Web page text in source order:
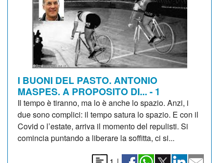
I BUONI DEL PASTO. ANTONIO
MASPES. A PROPOSITO DI... - 1
Il tempo è tiranno, ma lo è anche lo spazio. Anzi, i
due sono complici: il tempo satura lo spazio. E con il
Covid o l’estate, arriva il momento del repulisti. Si
comincia puntando a liberare la soffitta, ci si...